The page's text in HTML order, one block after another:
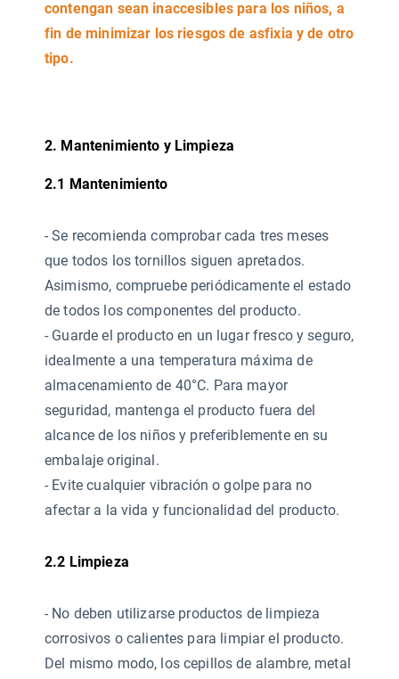
contengan sean inaccesibles para los niños, a
fin de minimizar los riesgos de asfixia y de otro
tipo.
2. Mantenimiento y Limpieza
2.1 Mantenimiento
- Se recomienda comprobar cada tres meses
que todos los tornillos siguen apretados.
Asimismo, compruebe periódicamente el estado
de todos los componentes del producto.
- Guarde el producto en un lugar fresco y seguro,
idealmente a una temperatura máxima de
almacenamiento de 40°C. Para mayor
seguridad, mantenga el producto fuera del
alcance de los niños y preferiblemente en su
embalaje original.
- Evite cualquier vibración o golpe para no
afectar a la vida y funcionalidad del producto.
2.2 Limpieza
- No deben utilizarse productos de limpieza
corrosivos o calientes para limpiar el producto.
Del mismo modo, los cepillos de alambre, metal